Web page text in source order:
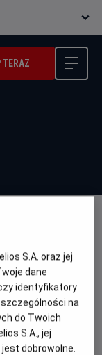
TERAZ
Kultury
Minimalny
wiek
Od 15 lat
S.A. oraz jej
dane
identyfikatory
na
do Twoich
S.A., jej
dobrowolne.